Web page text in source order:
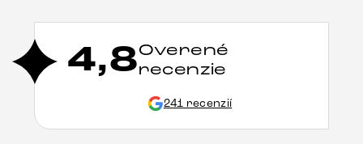
4,8Overené
recenzie
241 recenzií